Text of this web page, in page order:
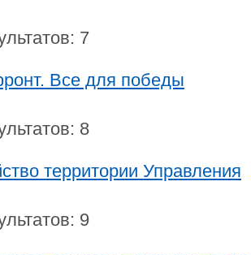
7
Все для победы
8
территории Управления
9